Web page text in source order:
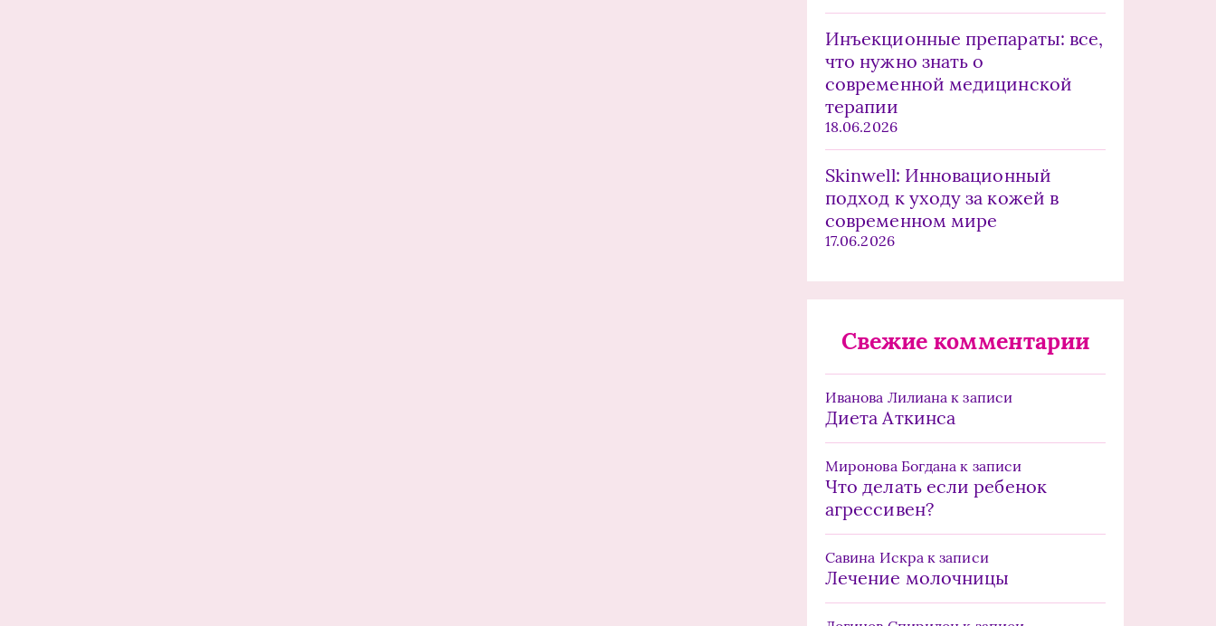
Инъекционные препараты: все,
что нужно знать о
современной медицинской
терапии
18.06.2026
Skinwell: Инновационный
подход к уходу за кожей в
современном мире
17.06.2026
Свежие комментарии
Иванова Лилиана к записи
Диета Аткинса
Миронова Богдана к записи
Что делать если ребенок
агрессивен?
Савина Искрак записи
Лечение молочницы